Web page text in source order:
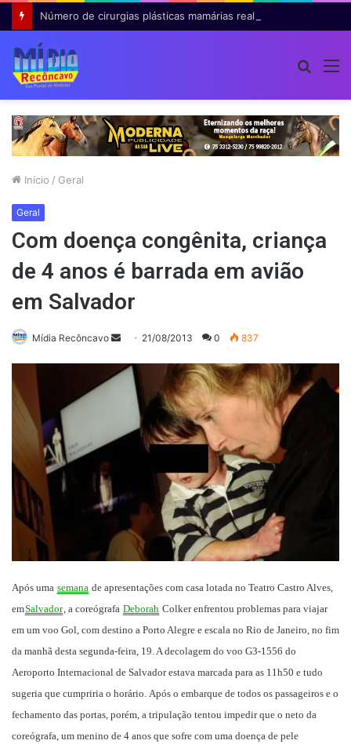
Início / Geral
Geral
Com doença congênita, criança
de 4 anos é barrada em avião
em Salvador
Mídia Recôncavo
Mande
e-
mail
21/08/2013 0 837
Após uma semana de apresentações com casa lotada no Teatro Castro Alves,
emSalvador, a coreógrafa Deborah Colker enfrentou problemas para viajar
em um voo Gol, com destino a Porto Alegre e escala no Rio de Janeiro, no fim
da manhã desta segunda-feira, 19. A decolagem do voo G3-1556 do
Aeroporto Internacional de Salvador estava marcada para as 11h50 e tudo
sugeria que cumpriria o horário. Após o embarque de todos os passageiros e o
fechamento das portas, porém, a tripulação tentou impedir que o neto da
coreógrafa, um menino de 4 anos que sofre com uma doença de pele